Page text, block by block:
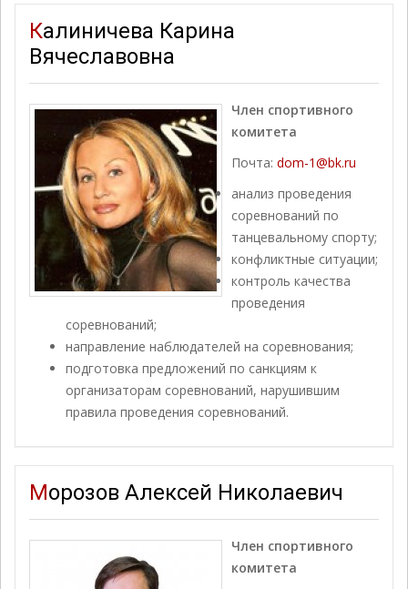
Калиничева Карина
Вячеславовна
Член спортивного
комитета
Почта: dom-1@bk.ru
анализ проведения
соревнований по
танцевальному спорту;
конфликтные ситуации;
контроль качества
проведения
соревнований;
направление наблюдателей на соревнования;
подготовка предложений по санкциям к
организаторам соревнований, нарушившим
правила проведения соревнований.
Морозов Алексей Николаевич
Член спортивного
комитета